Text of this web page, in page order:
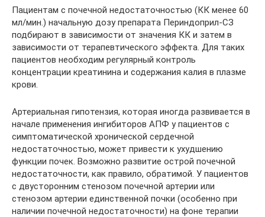
Пациентам с почечной недостаточностью (КК менее 60
мл/мин.) начальную дозу препарата Периндоприл-СЗ
подбирают в зависимости от значения КК и затем в
зависимости от терапевтического эффекта. Для таких
пациентов необходим регулярный контроль
концентрации креатинина и содержания калия в плазме
крови.
Артериальная гипотензия, которая иногда развивается в
начале применения ингибиторов АПФ у пациентов с
симптоматической хронической сердечной
недостаточностью, может привести к ухудшению
функции почек. Возможно развитие острой почечной
недостаточности, как правило, обратимой. У пациентов
с двусторонним стенозом почечной артерии или
стенозом артерии единственной почки (особенно при
наличии почечной недостаточности) на фоне терапии